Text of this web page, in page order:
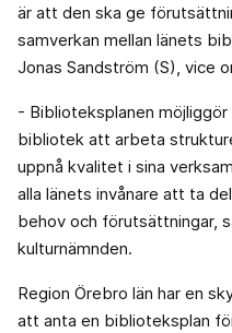
är att den ska ge
samverkan mellan länets
Jonas Sandström (S), vice
- Biblioteksplanen
bibliotek att arbeta
uppnå kvalitet i sina
alla länets invånare att ta
behov och förutsättningar,
kulturnämnden.
Region Örebro län har en
att anta en biblioteksplan